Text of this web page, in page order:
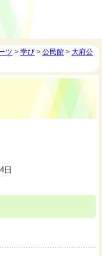
ツ > 学び > 公民館 > 大府公
日